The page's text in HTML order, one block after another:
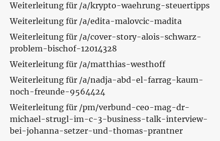
Weiterleitung für /a/krypto-waehrung-steuertipps
Weiterleitung für /a/edita-malovcic-madita
Weiterleitung für /a/cover-story-alois-schwarz-
problem-bischof-12014328
Weiterleitung für /a/matthias-westhoff
Weiterleitung für /a/nadja-abd-el-farrag-kaum-
noch-freunde-9564424
Weiterleitung für /pm/verbund-ceo-mag-dr-
michael-strugl-im-c-3-business-talk-interview-
bei-johanna-setzer-und-thomas-prantner